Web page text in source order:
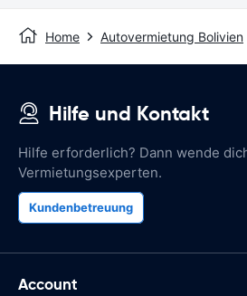
Home Autovermietung Bolivien
Hilfe und Kontakt
Hilfe erforderlich? Dann wende
Vermietungsexperten.
Kundenbetreuung
Account